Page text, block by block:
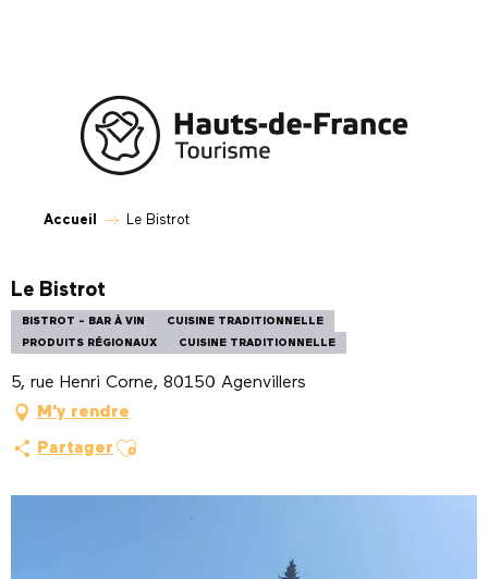
Accueil Le Bistrot
Le Bistrot
BISTROT - BAR À VIN
CUISINE TRADITIONNELLE
PRODUITS RÉGIONAUX
CUISINE TRADITIONNELLE
5, rue Henri Corne, 80150 Agenvillers
M'y rendre
Partager Ajouter aux favoris